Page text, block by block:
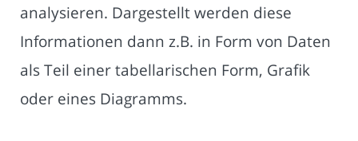
analysieren. Dargestellt werden diese
Informationen dann z.B. in Form von Daten
als Teil einer tabellarischen Form, Grafik
oder eines Diagramms.